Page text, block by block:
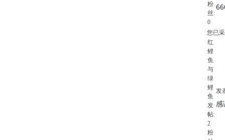
粉
丝:
0
您已
红
鲤
鱼
与
绿
鲤
鱼
发
帖:
2
粉
发
感